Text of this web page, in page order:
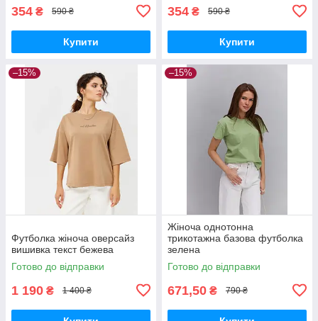
354 ₴ 590 ₴
Купити
354 ₴ 590 ₴
Купити
–15%
Футболка жіноча оверсайз
вишивка текст бежева
Готово до відправки
1 190 ₴ 1 400 ₴
–15%
Жіноча однотонна
трикотажна базова футболка
зелена
Готово до відправки
671,50 ₴ 790 ₴